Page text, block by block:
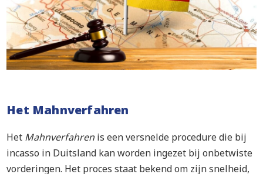
Het Mahnverfahren
Het Mahnverfahrenis een versnelde procedure die bij
incasso in Duitsland kan worden ingezet bij onbetwiste
vorderingen. Het proces staat bekend om zijn snelheid,